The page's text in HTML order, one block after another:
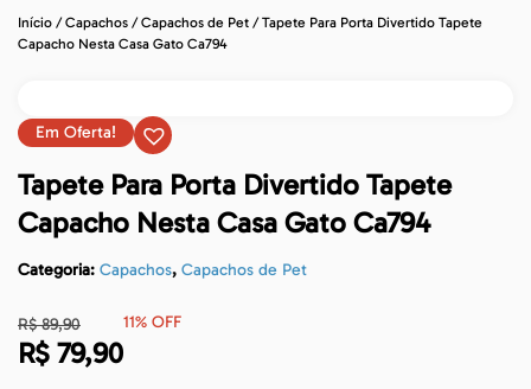
Início /Capachos /Capachos de Pet / Tapete Para Porta Divertido Tapete
Capacho Nesta Casa Gato Ca794
Em Oferta!
Tapete Para Porta Divertido Tapete
Capacho Nesta Casa Gato Ca794
Categoria: Capachos, Capachos de Pet
R$89,90
R$ 79,90
11% OFF